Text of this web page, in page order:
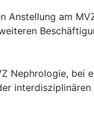
am
Nephrologie, bei